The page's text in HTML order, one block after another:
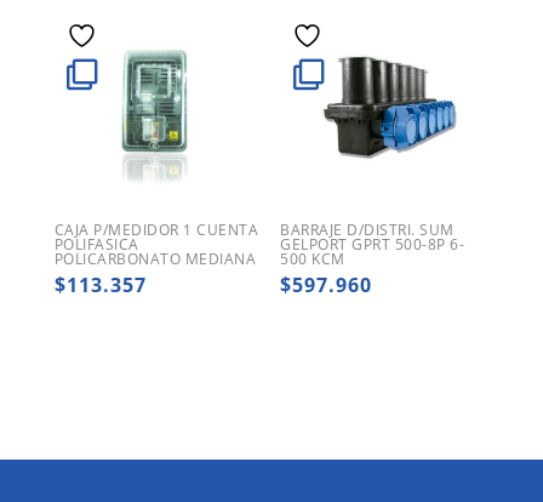
CAJA P/MEDIDOR 1 CUENTA
POLIFASICA
POLICARBONATO MEDIANA
$113.357
BARRAJE D/DISTRI. SUM
GELPORT GPRT 500-8P 6-
500 KCM
$597.960